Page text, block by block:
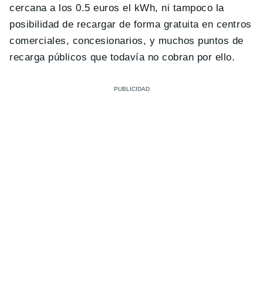
cercana a los 0.5 euros el kWh, ni tampoco la
posibilidad de recargar de forma gratuita en centros
comerciales, concesionarios, y muchos puntos de
recarga públicos que todavía no cobran por ello.